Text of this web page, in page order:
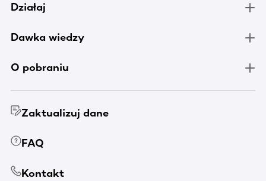
Działaj
Dawka wiedzy
O pobraniu
Zaktualizuj dane
FAQ
Kontakt